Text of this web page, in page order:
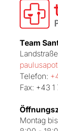
Team
Telefon:
Fax: +43 1
Montag